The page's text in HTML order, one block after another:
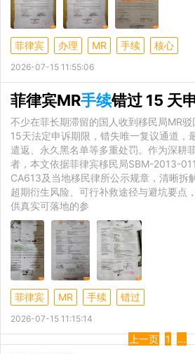
菲律宾 办理 MR 手续 核心
2026-07-15 11:55:06
菲律宾MR手续错过 15 天申诉期
不少在菲长期滞留的国人收到移民局MR
15天法定申诉期限，错失唯一复议通道，
遣返、永久黑名单等多重处罚。作为深耕
者，本文依据菲律宾移民局SBM-2013-
CA613及当地移民律所公示规章，清晰拆
超期衍生风险、可行补救途径与避坑要点
供真实可落地的参
菲律宾 MR 手续 错过
2026-07-15 11:15:14
上一页 1 ...